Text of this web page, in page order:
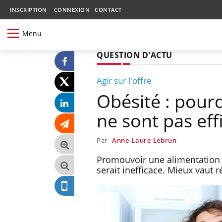
INSCRIPTION CONNEXION CONTACT
Menu
QUESTION D'ACTU
Agir sur l'offre
Obésité :
ne sont pas
Par Anne-Laure Lebrun
Promouvoir une
serait inefficace. Mieux vaut